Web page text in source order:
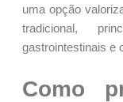
uma opção
tradicional,
gastrointestinais e
Como